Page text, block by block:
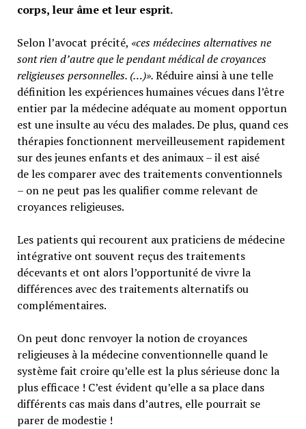
corps, leur âme et leur esprit.
Selon l’avocat précité, «ces médecines alternatives ne
sont rien d’autre que le pendant médical de croyances
religieuses personnelles. (…)».Réduire ainsi à une telle
définition les expériences humaines vécues dans l’être
entier par la médecine adéquate au moment opportun
est une insulte au vécu des malades. De plus, quand ces
thérapies fonctionnent merveilleusement rapidement
sur des jeunes enfants et des animaux – il est aisé
de les comparer avec des traitements conventionnels
– on ne peut pas les qualifier comme relevant de
croyances religieuses.
Les patients qui recourent aux praticiens de médecine
intégrative ont souvent reçus des traitements
décevants et ont alors l’opportunité de vivre la
différences avec des traitements alternatifs ou
complémentaires.
On peut donc renvoyer la notion de croyances
religieuses à la médecine conventionnelle quand le
système fait croire qu’elle est la plus sérieuse donc la
plus efficace ! C’est évident qu’elle a sa place dans
différents cas mais dans d’autres, elle pourrait se
parer de modestie !